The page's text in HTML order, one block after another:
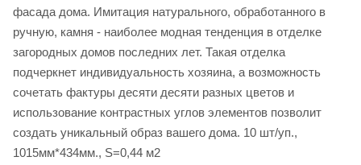
фасада дома. Имитация натурального, обработанного в
ручную, камня - наиболее модная тенденция в отделке
загородных домов последних лет. Такая отделка
подчеркнет индивидуальность хозяина, а возможность
сочетать фактуры десяти десяти разных цветов и
использование контрастных углов элементов позволит
создать уникальный образ вашего дома. 10 шт/уп.,
1015мм*434мм., S=0,44 м2